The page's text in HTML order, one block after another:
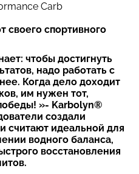
Carb
своего спортивного
чтобы достигнуть
надо работать с
Когда дело доходит
им нужен тот,
»- Karbolyn®
создали
считают идеальной для
водного баланса,
восстановления